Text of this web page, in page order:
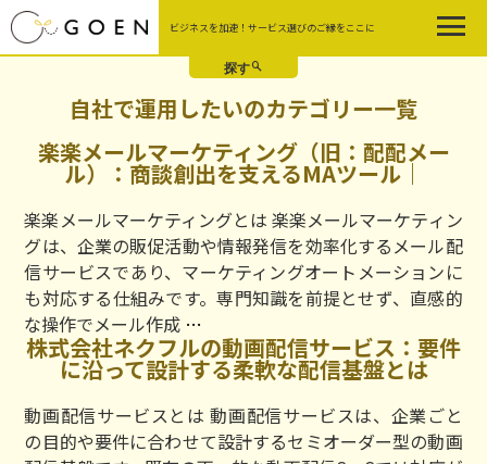
Skip
to
the
ビジネスを加速！サービス選びのご縁をここに
自社で運用したいのカテゴリー一覧
楽楽メールマーケティング（旧：配配メー
ル）：商談創出を支えるMAツール｜
楽楽メールマーケティングとは 楽楽メールマーケティン
グは、企業の販促活動や情報発信を効率化するメール配
信サービスであり、マーケティングオートメーションに
も対応する仕組みです。専門知識を前提とせず、直感的
な操作でメール作成 …
楽
メ
ー
ル
マ
株式会社ネクフルの動画配信サービス：要件
に沿って設計する柔軟な配信基盤とは
動画配信サービスとは 動画配信サービスは、企業ごと
の目的や要件に合わせて設計するセミオーダー型の動画